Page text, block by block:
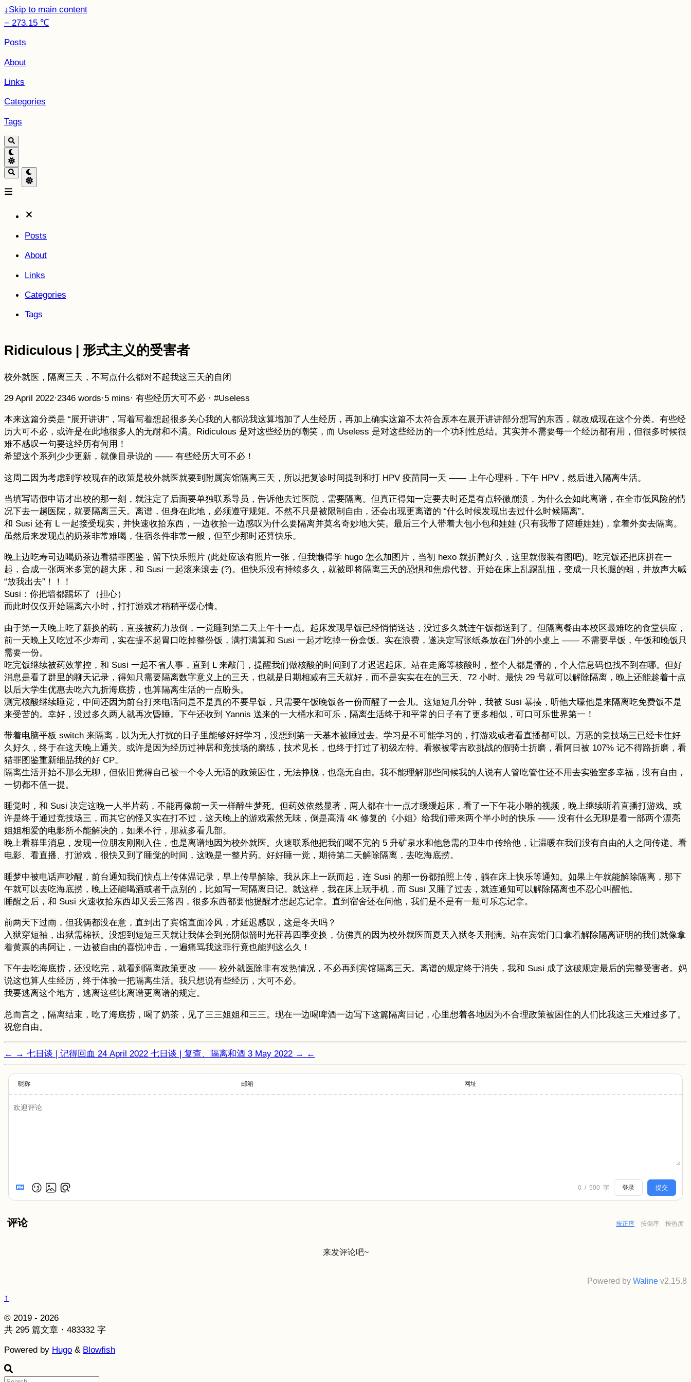
↓Skip to main content
− 273.15 ℃
Posts
About
Links
Categories
Tags
Posts
About
Links
Categories
Tags
Ridiculous | 形式主义的受害者
校外就医，隔离三天，不写点什么都对不起我这三天的自闭
29 April 2022·2346 words·5 mins· 有些经历大可不必 · #Useless
本来这篇分类是 “展开讲讲”，写着写着想起很多关心我的人都说我这算增加了人生经历，再加上确实这篇不太符合原本在展开讲讲部分想写的东西，就改成现在这个分类。有些经
历大可不必，或许是在此地很多人的无耐和不满。Ridiculous 是对这些经历的嘲笑，而 Useless 是对这些经历的一个功利性总结。其实并不需要每一个经历都有用，但很多时候很
难不感叹一句要这经历有何用！
希望这个系列少少更新，就像目录说的 —— 有些经历大可不必！
这周二因为考虑到学校现在的政策是校外就医就要到附属宾馆隔离三天，所以把复诊时间提到和打 HPV 疫苗同一天 —— 上午心理科，下午 HPV，然后进入隔离生活。
当填写请假申请才出校的那一刻，就注定了后面要单独联系导员，告诉他去过医院，需要隔离。但真正得知一定要去时还是有点轻微崩溃，为什么会如此离谱，在全市低风险的情
况下去一趟医院，就要隔离三天。离谱，但身在此地，必须遵守规矩。不然不只是被限制自由，还会出现更离谱的 “什么时候发现出去过什么时候隔离”。
和 Susi 还有 L 一起接受现实，并快速收拾东西，一边收拾一边感叹为什么要隔离并莫名奇妙地大笑。最后三个人带着大包小包和娃娃 (只有我带了陪睡娃娃)，拿着外卖去隔离。
虽然后来发现点的奶茶非常难喝，住宿条件非常一般，但至少那时还算快乐。
晚上边吃寿司边喝奶茶边看猎罪图鉴，留下快乐照片 (此处应该有照片一张，但我懒得学 hugo 怎么加图片，当初 hexo 就折腾好久，这里就假装有图吧)。吃完饭还把床拼在一
起，合成一张两米多宽的超大床，和 Susi 一起滚来滚去 (?)。但快乐没有持续多久，就被即将隔离三天的恐惧和焦虑代替。开始在床上乱踢乱扭，变成一只长腿的蛆，并放声大喊
“放我出去”！！！
Susi：你把墙都踢坏了（担心）
而此时仅仅开始隔离六小时，打打游戏才稍稍平缓心情。
由于第一天晚上吃了新换的药，直接被药力放倒，一觉睡到第二天上午十一点。起床发现早饭已经悄悄送达，没过多久就连午饭都送到了。但隔离餐由本校区最难吃的食堂供应，
前一天晚上又吃过不少寿司，实在提不起胃口吃掉整份饭，满打满算和 Susi 一起才吃掉一份盒饭。实在浪费，遂决定写张纸条放在门外的小桌上 —— 不需要早饭，午饭和晚饭只
需要一份。
吃完饭继续被药效掌控，和 Susi 一起不省人事，直到 L 来敲门，提醒我们做核酸的时间到了才迟迟起床。站在走廊等核酸时，整个人都是懵的，个人信息码也找不到在哪。但好
消息是看了群里的聊天记录，得知只需要隔离数字意义上的三天，也就是日期相减有三天就好，而不是实实在在的三天、72 小时。最快 29 号就可以解除隔离，晚上还能趁着十点
以后大学生优惠去吃六九折海底捞，也算隔离生活的一点盼头。
测完核酸继续睡觉，中间还因为前台打来电话问是不是真的不要早饭，只需要午饭晚饭各一份而醒了一会儿。这短短几分钟，我被 Susi 暴揍，听他大嚎他是来隔离吃免费饭不是
来受苦的。幸好，没过多久两人就再次昏睡。下午还收到 Yannis 送来的一大桶水和可乐，隔离生活终于和平常的日子有了更多相似，可口可乐世界第一！
带着电脑平板 switch 来隔离，以为无人打扰的日子里能够好好学习，没想到第一天基本被睡过去。学习是不可能学习的，打游戏或者看直播都可以。万恶的竞技场三已经卡住好
久好久，终于在这天晚上通关。或许是因为经历过神居和竞技场的磨练，技术见长，也终于打过了初级左特。看猴被零吉欧挑战的假骑士折磨，看阿日被 107% 记不得路折磨，看
猎罪图鉴重新细品我的好 CP。
隔离生活开始不那么无聊，但依旧觉得自己被一个令人无语的政策困住，无法挣脱，也毫无自由。我不能理解那些问候我的人说有人管吃管住还不用去实验室多幸福，没有自由，
一切都不值一提。
睡觉时，和 Susi 决定这晚一人半片药，不能再像前一天一样醉生梦死。但药效依然显著，两人都在十一点才缓缓起床，看了一下午花小雕的视频，晚上继续听着直播打游戏。或
许是终于通过竞技场三，而其它的怪又实在打不过，这天晚上的游戏索然无味，倒是高清 4K 修复的《小姐》给我们带来两个半小时的快乐 —— 没有什么无聊是看一部两个漂亮
姐姐相爱的电影所不能解决的，如果不行，那就多看几部。
晚上看群里消息，发现一位朋友刚刚入住，也是离谱地因为校外就医。火速联系他把我们喝不完的 5 升矿泉水和他急需的卫生巾传给他，让温暖在我们没有自由的人之间传递。看
电影、看直播、打游戏，很快又到了睡觉的时间，这晚是一整片药。好好睡一觉，期待第二天解除隔离，去吃海底捞。
睡梦中被电话声吵醒，前台通知我们快点上传体温记录，早上传早解除。我从床上一跃而起，连 Susi 的那一份都拍照上传，躺在床上快乐等通知。如果上午就能解除隔离，那下
午就可以去吃海底捞，晚上还能喝酒或者干点别的，比如写一写隔离日记。就这样，我在床上玩手机，而 Susi 又睡了过去，就连通知可以解除隔离也不忍心叫醒他。
睡醒之后，和 Susi 火速收拾东西却又丢三落四，很多东西都要他提醒才想起忘记拿。直到宿舍还在问他，我们是不是有一瓶可乐忘记拿。
前两天下过雨，但我俩都没在意，直到出了宾馆直面冷风，才延迟感叹，这是冬天吗？
入狱穿短袖，出狱需棉袄。没想到短短三天就让我体会到光阴似箭时光荏苒四季变换，仿佛真的因为校外就医而夏天入狱冬天刑满。站在宾馆门口拿着解除隔离证明的我们就像拿
着黄票的冉阿让，一边被自由的喜悦冲击，一遍痛骂我这罪行竟也能判这么久！
下午去吃海底捞，还没吃完，就看到隔离政策更改 —— 校外就医除非有发热情况，不必再到宾馆隔离三天。离谱的规定终于消失，我和 Susi 成了这破规定最后的完整受害者。妈
说这也算人生经历，终于体验一把隔离生活。我只想说有些经历，大可不必。
我要逃离这个地方，逃离这些比离谱更离谱的规定。
总而言之，隔离结束，吃了海底捞，喝了奶茶，见了三三姐姐和三三。现在一边喝啤酒一边写下这篇隔离日记，心里想着各地因为不合理政策被困住的人们比我这三天难过多了。
祝您自由。
← → 七日谈 | 记得回血 24 April 2022 七日谈 | 复查、隔离和酒 3 May 2022 → ←
昵称 邮箱 网址
0 / 500 字 登录 提交
评论 按正序 按倒序 按热度
来发评论吧~
Powered by Waline v2.15.8
↑
© 2019 - 2026
共 295 篇文章・483332 字
Powered by Hugo & Blowfish